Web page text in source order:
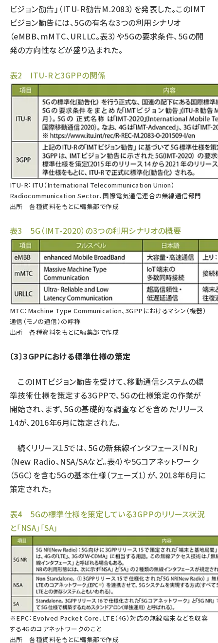
ビジョン勧告」（ITU-R勧告M.2083）を発表した。このIMT
ビジョン勧告には、5Gの有名な3つの利用シナリオ
（eMBB、mMTC、URLLC。表3）や5Gの要求条件、5Gの開
発の方向性などが盛り込まれた。
表2 ITU-Rと3GPPの関係
ITU-R：ITU（International Telecommunication Union）
Radiocommunication Sector、国際電気通信連合の無線通信部門
出所 各種資料をもとに編集部で作成
表3 5G（IMT-2020）の3つの利用シナリオの概要
MTC：Machine Type Communication、3GPPにおけるマシン（機器）
通信（モノの通信）の呼称
出所 各種資料をもとに編集部で作成
〔3〕3GPPにおける標準仕様の策定
このIMTビジョン勧告を受けて、移動通信システムの標
準技術仕様を策定する3GPPで、5Gの仕様策定の作業が
開始され、まず、5Gの基礎的な調査などを含めたリリース
14が、2016年6月に策定された。
続くリリース15では、5Gの新無線インタフェース「NR」
（New Radio、NSA/SAなど。表4）や5Gコアネットワーク
（5GC）を含む5Gの基本仕様（フェーズ1）が、2018年6月に
策定された。
表4 5Gの標準仕様を策定している3GPPのリリース状況
と「NSA」「SA」
※EPC：Evolved Packet Core、LTE（4G）対応の無線端末などを収容
する4Gのコアネットワークのこと
出所 各種資料をもとに編集部で作成